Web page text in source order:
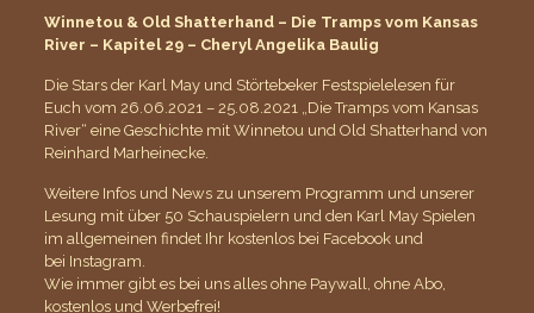
Winnetou & Old Shatterhand – Die Tramps vom Kansas
River – Kapitel 29 – Cheryl Angelika Baulig
Die Stars der Karl May und Störtebeker Festspielelesen für
Euch vom 26.06.2021 – 25.08.2021 „Die Tramps vom Kansas
River“ eine Geschichte mit Winnetou und Old Shatterhand von
Reinhard Marheinecke.
Weitere Infos und News zu unserem Programm und unserer
Lesung mit über 50 Schauspielern und den Karl May Spielen
im allgemeinen findet Ihr kostenlos bei Facebookund
bei Instagram.
Wie immer gibt es bei uns alles ohne Paywall, ohne Abo,
kostenlos und Werbefrei!